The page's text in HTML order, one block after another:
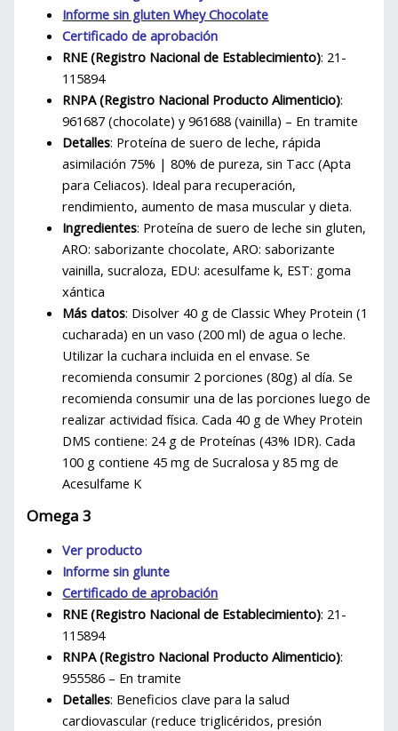
Informe sin gluten Whey Chocolate
Certificado de aprobación
RNE (Registro Nacional de Establecimiento): 21-
115894
RNPA (Registro Nacional Producto Alimenticio):
961687 (chocolate) y 961688 (vainilla) – En tramite
Detalles: Proteína de suero de leche, rápida
asimilación 75% | 80% de pureza, sin Tacc (Apta
para Celiacos). Ideal para recuperación,
rendimiento, aumento de masa muscular y dieta.
Ingredientes: Proteína de suero de leche sin gluten,
ARO: saborizante chocolate, ARO: saborizante
vainilla, sucraloza, EDU: acesulfame k, EST: goma
xántica
Más datos: Disolver 40 g de Classic Whey Protein (1
cucharada) en un vaso (200 ml) de agua o leche.
Utilizar la cuchara incluida en el envase. Se
recomienda consumir 2 porciones (80g) al día. Se
recomienda consumir una de las porciones luego de
realizar actividad física. Cada 40 g de Whey Protein
DMS contiene: 24 g de Proteínas (43% IDR). Cada
100 g contiene 45 mg de Sucralosa y 85 mg de
Acesulfame K
Omega 3
Ver producto
Informe sin glunte
Certificado de aprobación
RNE (Registro Nacional de Establecimiento): 21-
115894
RNPA (Registro Nacional Producto Alimenticio):
955586 – En tramite
Detalles: Beneficios clave para la salud
cardiovascular (reduce triglicéridos, presión